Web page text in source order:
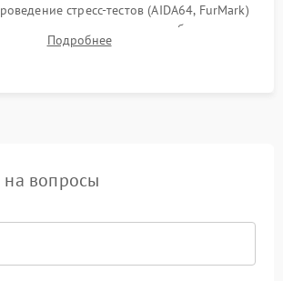
стресс-тестов (AIDA64, FurMark)
температурного режима и стабильности
под пиковой нагрузкой.
Подробнее
на вопросы